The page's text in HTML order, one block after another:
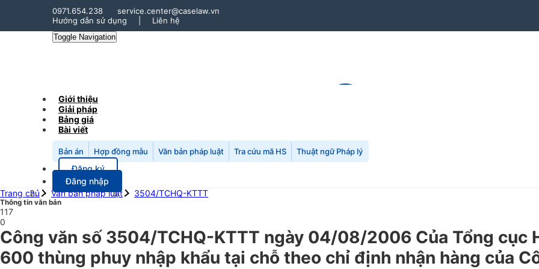
0971.654.238
service.center@caselaw.vn
Hướng dẫn sử dụng
Liên hệ
Toggle Navigation
Giới thiệu
Giải pháp
Bảng giá
Bài viết
Bản án Hợp đồng mẫu Văn bản pháp luật Tra cứu mã HS Thuật ngữ Pháp lý
Đăng ký
Đăng nhập
Trang chủ
Văn bản pháp luật 3504/TCHQ-KTTT
Thông tin văn bản
117
0
Công văn số 3504/TCHQ-KTTT ngày 04/08/2006 Của Tổng cục
600 thùng phuy nhập khẩu tại chỗ theo chỉ định nhận hàng của